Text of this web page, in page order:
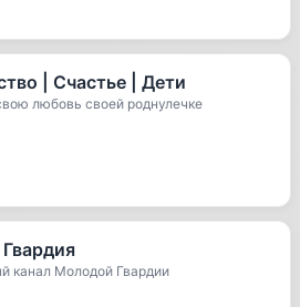
| Счастье | Дети
любовь своей роднулечке
канал Молодой Гвардии